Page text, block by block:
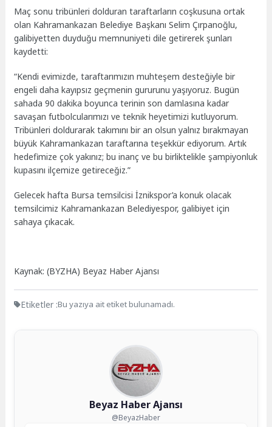
Maç sonu tribünleri dolduran taraftarların coşkusuna ortak
olan Kahramankazan Belediye Başkanı Selim Çırpanoğlu,
galibiyetten duyduğu memnuniyeti dile getirerek şunları
kaydetti:
“Kendi evimizde, taraftarımızın muhteşem desteğiyle bir
engeli daha kayıpsız geçmenin gururunu yaşıyoruz. Bugün
sahada 90 dakika boyunca terinin son damlasına kadar
savaşan futbolcularımızı ve teknik heyetimizi kutluyorum.
Tribünleri doldurarak takımını bir an olsun yalnız bırakmayan
büyük Kahramankazan taraftarına teşekkür ediyorum. Artık
hedefimize çok yakınız; bu inanç ve bu birliktelikle şampiyonluk
kupasını ilçemize getireceğiz.”
Gelecek hafta Bursa temsilcisi İznikspor’a konuk olacak
temsilcimiz Kahramankazan Belediyespor, galibiyet için
sahaya çıkacak.
Kaynak: (BYZHA) Beyaz Haber Ajansı
Etiketler :Bu yazıya ait etiket bulunamadı.
Beyaz Haber Ajansı
@BeyazHaber